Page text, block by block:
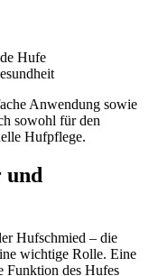
Hufe
Anwendung sowie
sowohl für den
Hufpflege.
und
Hufschmied – die
wichtige Rolle. Eine
Funktion des Hufes